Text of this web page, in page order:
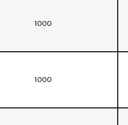
1000
1000